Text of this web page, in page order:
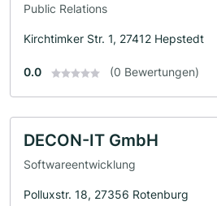
Public Relations
Kirchtimker Str. 1, 27412 Hepstedt
0.0 (0 Bewertungen)
DECON-IT GmbH
Softwareentwicklung
Polluxstr. 18, 27356 Rotenburg